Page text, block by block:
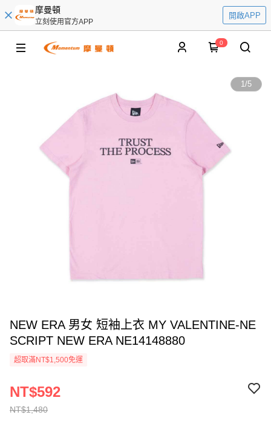
摩曼頓
立刻使用官方APP
開啟APP
0
1/5
NEW ERA 男女 短袖上衣 MY VALENTINE-NE
SCRIPT NEW ERA NE14148880
超取滿NT$1,500免運
NT$1,480
NT$592